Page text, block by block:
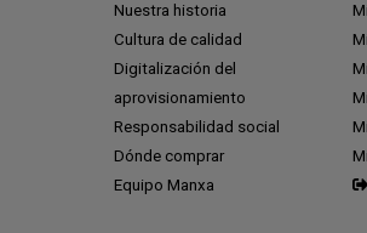
Nuestra historia
Cultura de calidad
Digitalización del
aprovisionamiento
Responsabilidad social
Dónde comprar
Equipo Manxa